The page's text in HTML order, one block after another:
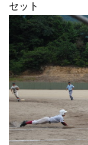
セット